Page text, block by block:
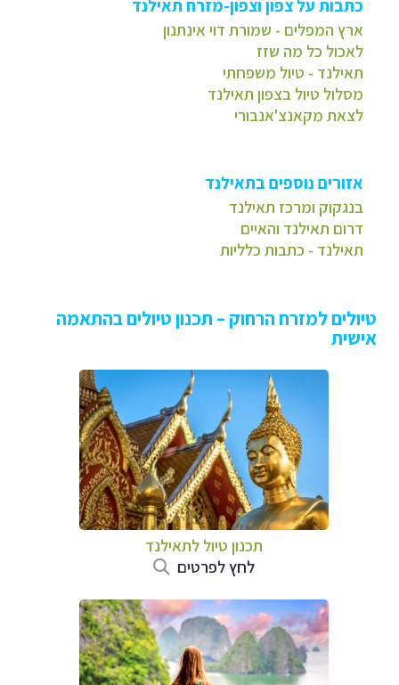
כתבות על צפון וצפון-מזרח תאילנד
ארץ המפלים - שמורת דוי אינתנון
לאכול כל מה שזז
תאילנד - טיול משפחתי
מסלול טיול בצפון תאילנד
לצאת מקאנצ'אנבורי
אזורים נוספים בתאילנד
בנגקוק ומרכז תאילנד
דרום תאילנד והאיים
תאילנד - כתבות כלליות
טיולים למזרח הרחוק – תכנון טיולים בהתאמה
אישית
תכנון טיול לתאילנד
לחץ לפרטים